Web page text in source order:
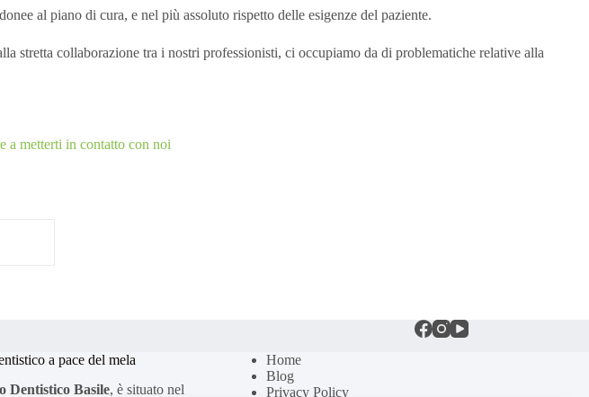
al piano di cura, e nel più assoluto rispetto delle esigenze del paziente.
stretta collaborazione tra i nostri professionisti, ci occupiamo da di problematiche relative alla
a metterti in contatto con noi
a pace del mela
Dentistico Basile, è situato nel
Home
Blog
Privacy Policy